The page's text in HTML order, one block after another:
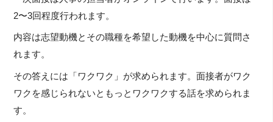
2〜3回程度行われます。
内容は志望動機とその職種を希望した動機を中心に質問さ
れます。
その答えには「ワクワク」が求められます。面接者がワク
ワクを感じられないともっとワクワクする話を求められま
す。